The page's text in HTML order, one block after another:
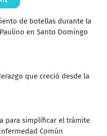
de botellas durante la
en Santo Domingo
que creció desde la
para simplificar el trámite
Común